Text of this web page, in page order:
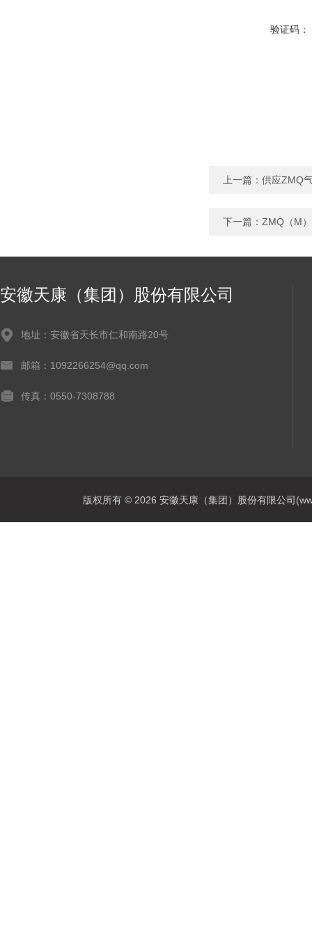
验证码：
上一篇： 供应ZMQ
下一篇： ZMQ（M
安徽天康（集团）股份有限公司
地址：安徽省天长市仁和南路20号
邮箱：1092266254@qq.com
传真：0550-7308788
版权所有 © 2026 安徽天康（集团）股份有限公司